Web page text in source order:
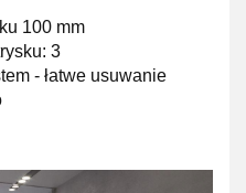
100 mm
3
- łatwe usuwanie